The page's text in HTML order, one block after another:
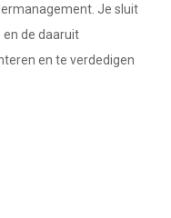
Je sluit
de daaruit
en te verdedigen